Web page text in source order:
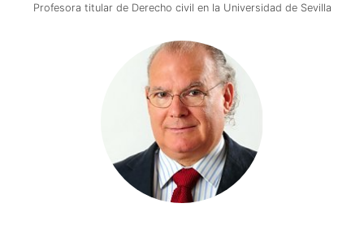
Profesora titular de Derecho civil en la Universidad de Sevilla